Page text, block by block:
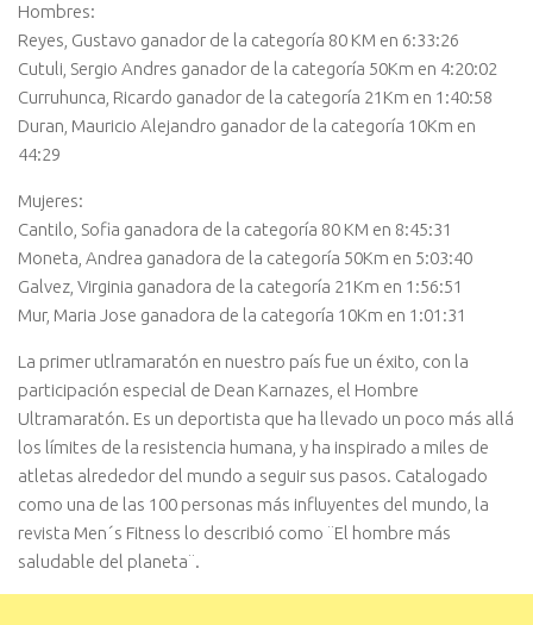
Hombres:
Reyes, Gustavo ganador de la categoría 80 KM en 6:33:26
Cutuli, Sergio Andres ganador de la categoría 50Km en 4:20:02
Curruhunca, Ricardo ganador de la categoría 21Km en 1:40:58
Duran, Mauricio Alejandro ganador de la categoría 10Km en
44:29
Mujeres:
Cantilo, Sofia ganadora de la categoría 80 KM en 8:45:31
Moneta, Andrea ganadora de la categoría 50Km en 5:03:40
Galvez, Virginia ganadora de la categoría 21Km en 1:56:51
Mur, Maria Jose ganadora de la categoría 10Km en 1:01:31
La primer utlramaratón en nuestro país fue un éxito, con la
participación especial de Dean Karnazes, el Hombre
Ultramaratón. Es un deportista que ha llevado un poco más allá
los límites de la resistencia humana, y ha inspirado a miles de
atletas alrededor del mundo a seguir sus pasos. Catalogado
como una de las 100 personas más influyentes del mundo, la
revista Men´s Fitness lo describió como ¨El hombre más
saludable del planeta¨.